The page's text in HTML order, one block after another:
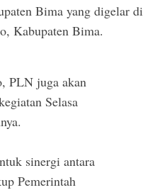
Bima yang digelar di
Kabupaten Bima.
PLN juga akan
Selasa
sinergi antara
Pemerintah